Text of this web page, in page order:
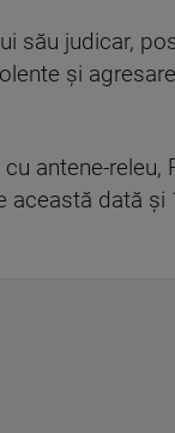
său judicar,
şi
antene-releu,
această dată şi